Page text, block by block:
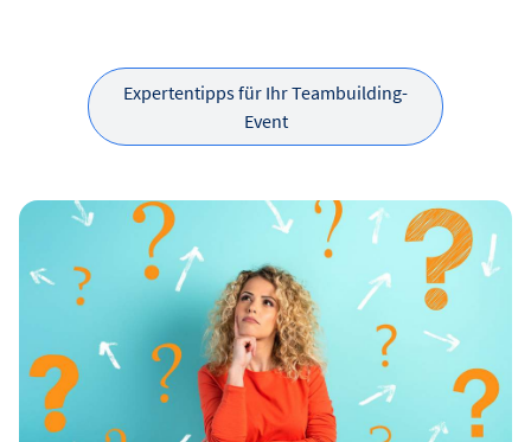
Expertentipps für Ihr Teambuilding-
Event